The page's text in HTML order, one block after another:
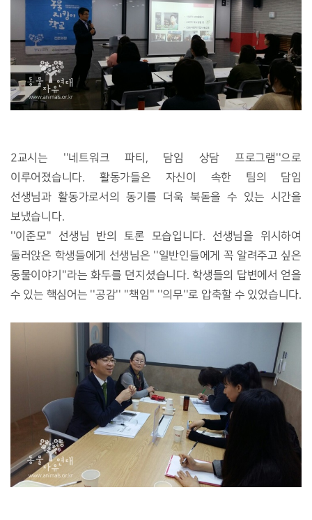
2교시는 ''네트워크 파티, 담임 상담 프로그램''으로
이루어졌습니다. 활동가들은 자신이 속한 팀의 담임
선생님과 활동가로서의 동기를 더욱 북돋을 수 있는 시간을
보냈습니다.
''이준모'' 선생님 반의 토론 모습입니다. 선생님을 위시하여
둘러앉은 학생들에게 선생님은 ''일반인들에게 꼭 알려주고 싶은
동물이야기''라는 화두를 던지셨습니다. 학생들의 답변에서 얻을
수 있는 핵심어는 ''공감'' ''책임'' ''의무''로 압축할 수 있었습니다.